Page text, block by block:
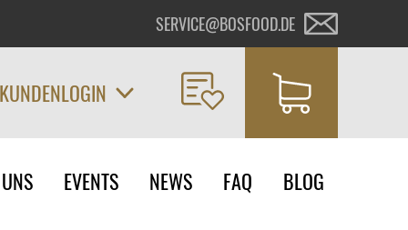
SERVICE@BOSFOOD.DE
KUNDENLOGIN
EVENTS NEWS FAQ BLOG